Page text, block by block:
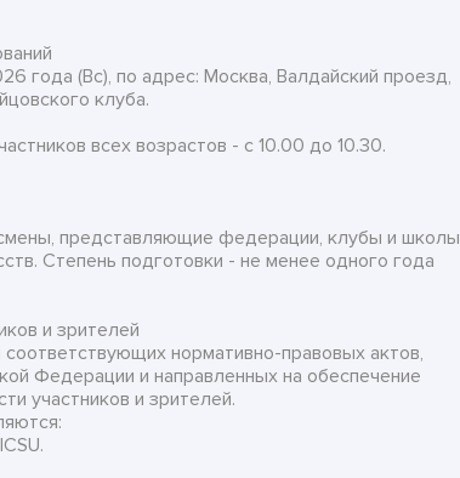
года (Вс), по адрес: Москва, Валдайский проезд,
клуба.
всех возрастов - с 10.00 до 10.30.
представляющие федерации, клубы и школы
Степень подготовки - не менее одного года
и зрителей
нормативно-правовых актов,
Федерации и направленных на обеспечение
участников и зрителей.